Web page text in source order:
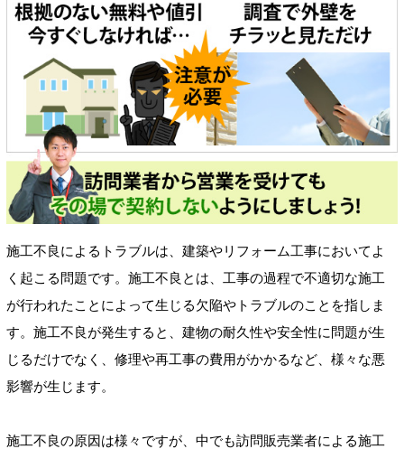
施工不良によるトラブルは、建築やリフォーム工事においてよ
く起こる問題です。施工不良とは、工事の過程で不適切な施工
が行われたことによって生じる欠陥やトラブルのことを指しま
す。施工不良が発生すると、建物の耐久性や安全性に問題が生
じるだけでなく、修理や再工事の費用がかかるなど、様々な悪
影響が生じます。
施工不良の原因は様々ですが、中でも訪問販売業者による施工